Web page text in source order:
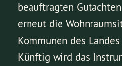
beauftragten
erneut die
Kommunen des
Künftig wird das